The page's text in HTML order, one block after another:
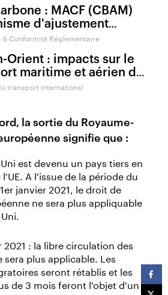
: MACF (CBAM)
d'ajustement
aux frontières
& Conformité Réglementaire
Orient : impacts sur le
maritime et aérien de
transport international
la sortie du Royaume-
signifie que :
est devenu un pays tiers en
A l'issue de la période du
janvier 2021, le droit de
ne sera plus appliquable
2021 : la libre circulation des
sera plus applicable. Les
seront rétablis et les
de 3 mois feront l'objet d'un